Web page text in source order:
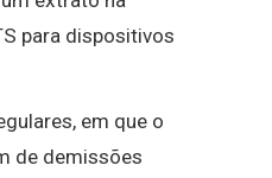
para dispositivos
em que o
de demissões